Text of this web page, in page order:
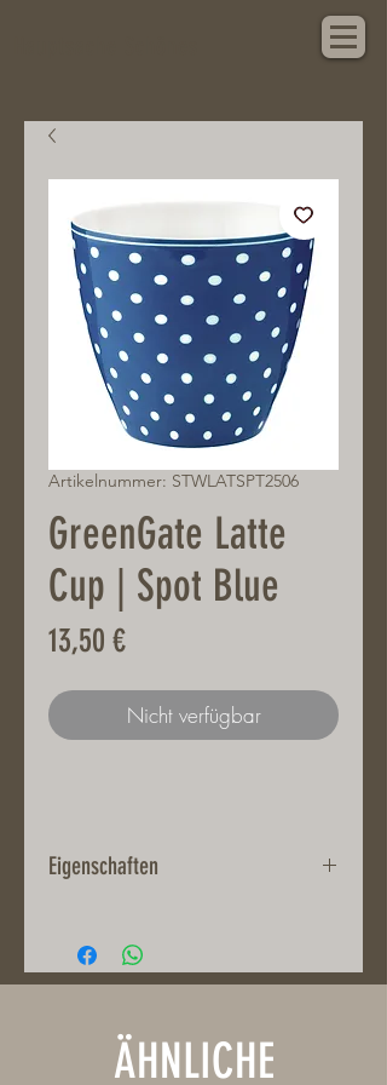
Artikelnummer: STWLATSPT2506
GreenGate Latte
Cup | Spot Blue
13,50 €Preis
Nicht verfügbar
Eigenschaften
Höhe 9 cm | Durchmesser 10
cm | Volumen 300 ml
Mikrowellengeeignet
ÄHNLICHE